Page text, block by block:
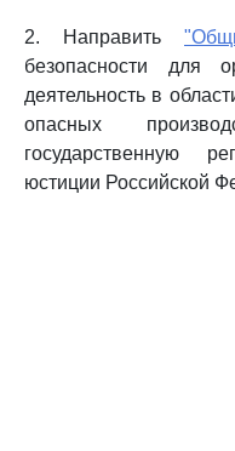
2. Направить
безопасности для
деятельность в
опасных
государственную
юстиции Российской